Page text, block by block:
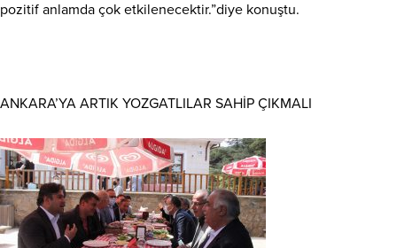
pozitif anlamda çok etkilenecektir.”diye konuştu.
ANKARA’YA ARTIK YOZGATLILAR SAHİP ÇIKMALI